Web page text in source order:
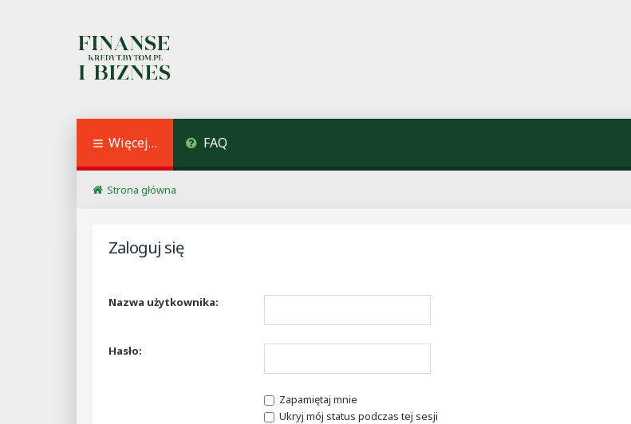
Więcej… FAQ
Strona główna
Zaloguj się
Nazwa użytkownika:
Hasło:
Zapamiętaj mnie
Ukryj mój status podczas tej sesji